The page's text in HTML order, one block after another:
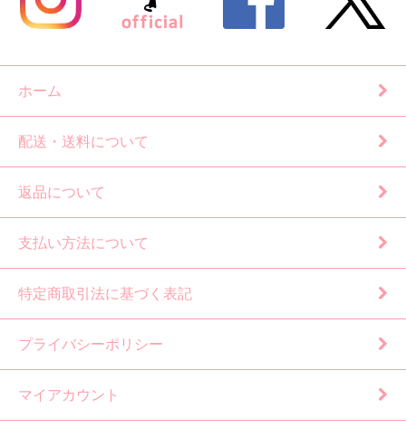
ホーム
配送・送料について
返品について
支払い方法について
特定商取引法に基づく表記
プライバシーポリシー
マイアカウント